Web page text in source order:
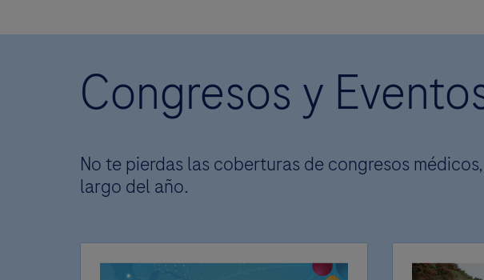
Congresos y
No te pierdas las coberturas de congresos
largo del año.